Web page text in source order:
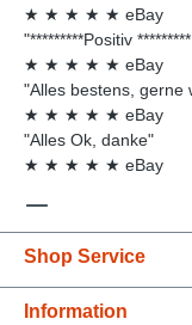
★ ★ ★ ★ ★ eBay
"*********Positiv
★ ★ ★ ★ ★ eBay
"Alles bestens, gerne
★ ★ ★ ★ ★ eBay
"Alles Ok, danke"
★ ★ ★ ★ ★ eBay
Shop Service
Information